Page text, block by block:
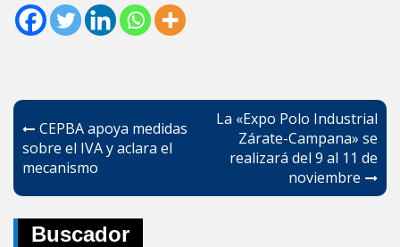
Navegación
de
entradas
CEPBA apoya medidas
sobre el IVA y aclara el
mecanismo
La «Expo Polo Industrial
Zárate-Campana» se
realizará del 9 al 11 de
noviembre
Buscador